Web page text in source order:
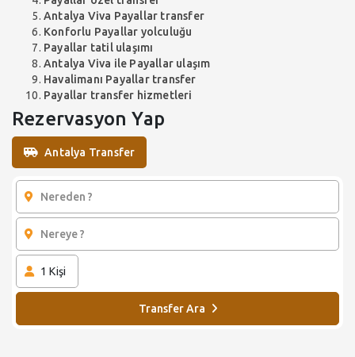
Antalya Viva Payallar transfer
Konforlu Payallar yolculuğu
Payallar tatil ulaşımı
Antalya Viva ile Payallar ulaşım
Havalimanı Payallar transfer
Payallar transfer hizmetleri
Rezervasyon Yap
Antalya Transfer
1 Kişi
Transfer Ara